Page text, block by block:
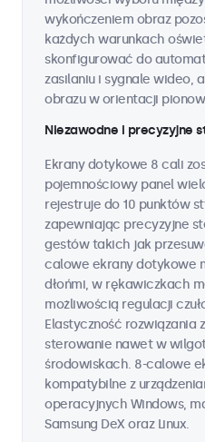
wykończeniem obraz
każdych warunkach
skonfigurować do
zasilaniu i sygnale wideo,
obrazu w orientacji
Niezawodne i precyzyjne
Ekrany dotykowe 8 cali
pojemnościowy panel
rejestruje do 10 punktów
zapewniając precyzyjne
gestów takich jak
calowe ekrany dotykowe
dłońmi, w rękawiczkach
możliwością regulacji
Elastyczność rozwiązania
sterowanie nawet w
środowiskach. 8-calowe
kompatybilne z
operacyjnych Windows,
Samsung DeX oraz Linux.